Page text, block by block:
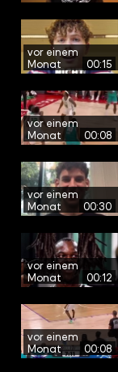
vor einem
Monat
00:15
vor einem
Monat
00:08
vor einem
Monat
00:30
vor einem
Monat
00:12
vor einem
Monat
00:08